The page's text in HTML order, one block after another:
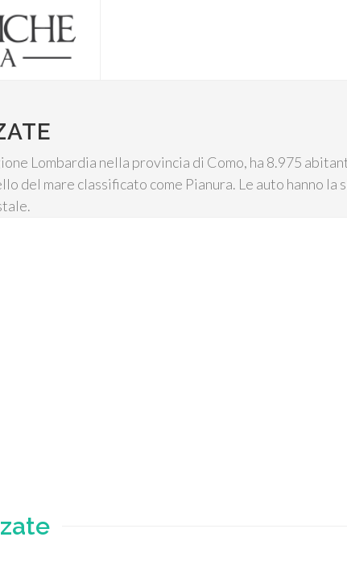
Lombardia nella provincia di Como, ha 8.975
del mare classificato come Pianura. Le auto hanno